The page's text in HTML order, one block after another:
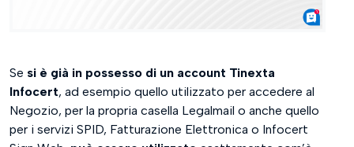
Se si è già in possesso di un account Tinexta
Infocert, ad esempio quello utilizzato per accedere al
Negozio, per la propria casella Legalmail o anche quello
per i servizi SPID, Fatturazione Elettronica o Infocert